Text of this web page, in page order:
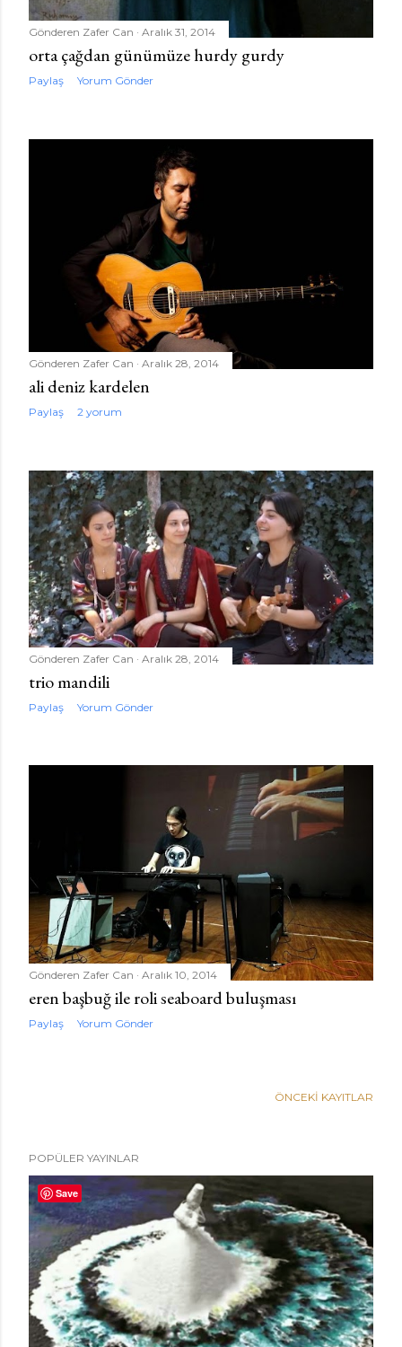
Gönderen Zafer Can Aralık 31, 2014
orta çağdan günümüze hurdy gurdy
Paylaş Yorum Gönder
Gönderen Zafer Can Aralık 28, 2014
ali deniz kardelen
Paylaş 2 yorum
Gönderen Zafer Can Aralık 28, 2014
trio mandili
Paylaş Yorum Gönder
Gönderen Zafer Can Aralık 10, 2014
eren başbuğ ile roli seaboard buluşması
Paylaş Yorum Gönder
ÖNCEKI KAYITLAR
POPÜLER YAYINLAR
Save